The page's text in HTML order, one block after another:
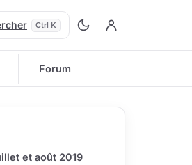
Ctrl K
Forum
et août 2019